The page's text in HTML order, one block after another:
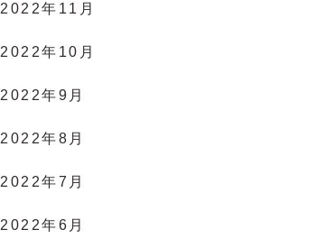
2022年11月
2022年10月
2022年9月
2022年8月
2022年7月
2022年6月